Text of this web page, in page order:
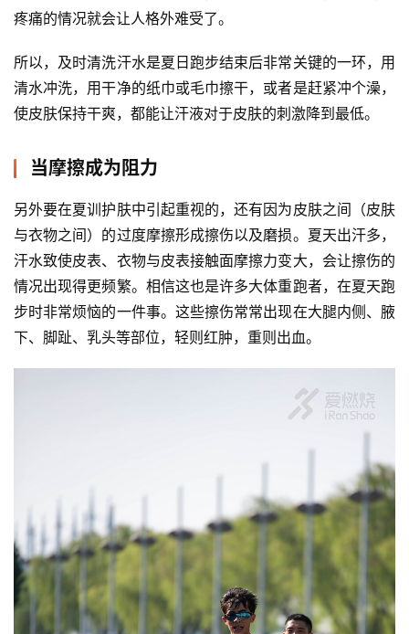
比
察
装
备
训
精
选
疼痛的情况就会让人格外难受了。
所以，及时清洗汗水是夏日跑步结束后非常关键的一环，用
清水冲洗，用干净的纸巾或毛巾擦干，或者是赶紧冲个澡，
使皮肤保持干爽，都能让汗液对于皮肤的刺激降到最低。
当摩擦成为阻力
另外要在夏训护肤中引起重视的，还有因为皮肤之间（皮肤
与衣物之间）的过度摩擦形成擦伤以及磨损。夏天出汗多，
汗水致使皮表、衣物与皮表接触面摩擦力变大，会让擦伤的
情况出现得更频繁。相信这也是许多大体重跑者，在夏天跑
步时非常烦恼的一件事。这些擦伤常常出现在大腿内侧、腋
下、脚趾、乳头等部位，轻则红肿，重则出血。